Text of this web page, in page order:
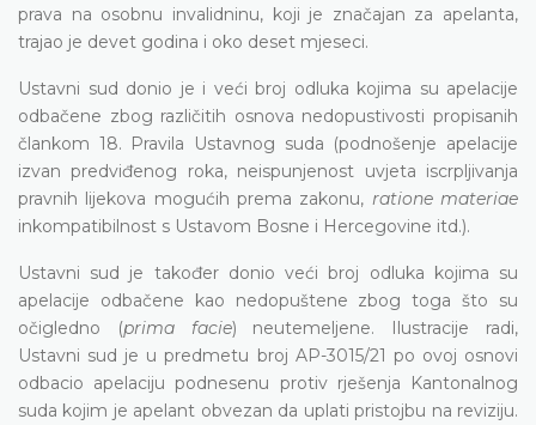
prava na osobnu invalidninu, koji je značajan za apelanta,
trajao je devet godina i oko deset mjeseci.
Ustavni sud donio je i veći broj odluka kojima su apelacije
odbačene zbog različitih osnova nedopustivosti propisanih
člankom 18. Pravila Ustavnog suda (podnošenje apelacije
izvan predviđenog roka, neispunjenost uvjeta iscrpljivanja
pravnih lijekova mogućih prema zakonu, ratione materiae
inkompatibilnost s Ustavom Bosne i Hercegovine itd.).
Ustavni sud je također donio veći broj odluka kojima su
apelacije odbačene kao nedopuštene zbog toga što su
očigledno (prima facie) neutemeljene. Ilustracije radi,
Ustavni sud je u predmetu broj AP-3015/21 po ovoj osnovi
odbacio apelaciju podnesenu protiv rješenja Kantonalnog
suda kojim je apelant obvezan da uplati pristojbu na reviziju.